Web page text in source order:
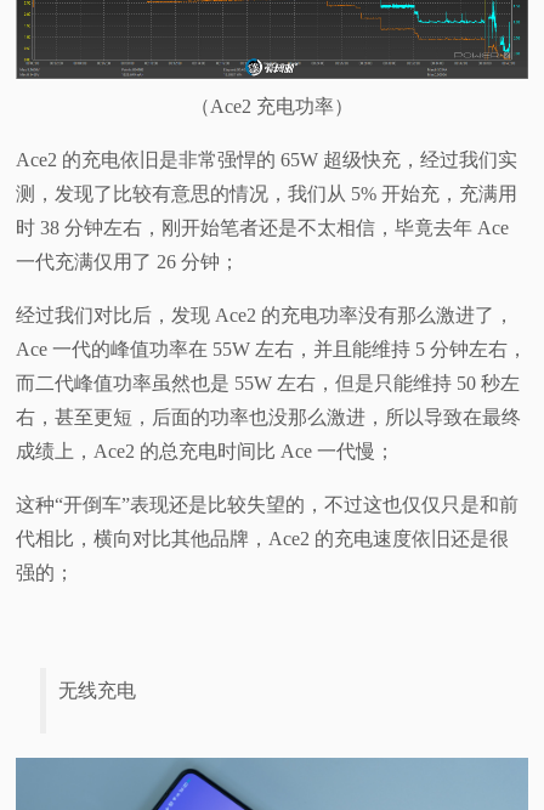
（Ace2 充电功率）
Ace2 的充电依旧是非常强悍的 65W 超级快充，经过我们实
测，发现了比较有意思的情况，我们从 5% 开始充，充满用
时 38 分钟左右，刚开始笔者还是不太相信，毕竟去年 Ace
一代充满仅用了 26 分钟；
经过我们对比后，发现 Ace2 的充电功率没有那么激进了，
Ace 一代的峰值功率在 55W 左右，并且能维持 5 分钟左右，
而二代峰值功率虽然也是 55W 左右，但是只能维持 50 秒左
右，甚至更短，后面的功率也没那么激进，所以导致在最终
成绩上，Ace2 的总充电时间比 Ace 一代慢；
这种“开倒车”表现还是比较失望的，不过这也仅仅只是和前
代相比，横向对比其他品牌，Ace2 的充电速度依旧还是很
强的；
无线充电